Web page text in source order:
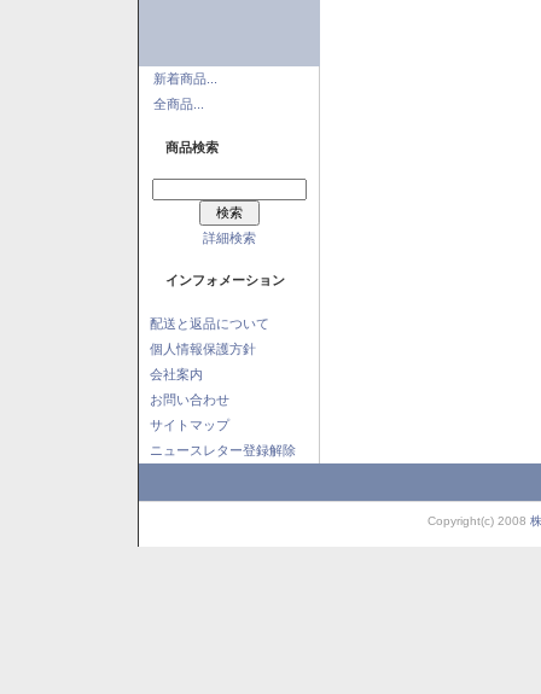
新着商品...
全商品...
商品検索
詳細検索
インフォメーション
配送と返品について
個人情報保護方針
会社案内
お問い合わせ
サイトマップ
ニュースレター登録解除
Copyright(c) 2008